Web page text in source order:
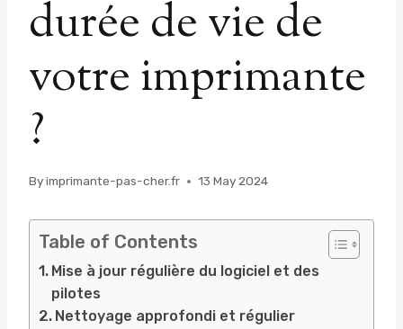
durée de vie de
votre imprimante
?
Byimprimante-pas-cher.fr 13 May 2024
Table of Contents
Mise à jour régulière du logiciel et des
pilotes
Nettoyage approfondi et régulier